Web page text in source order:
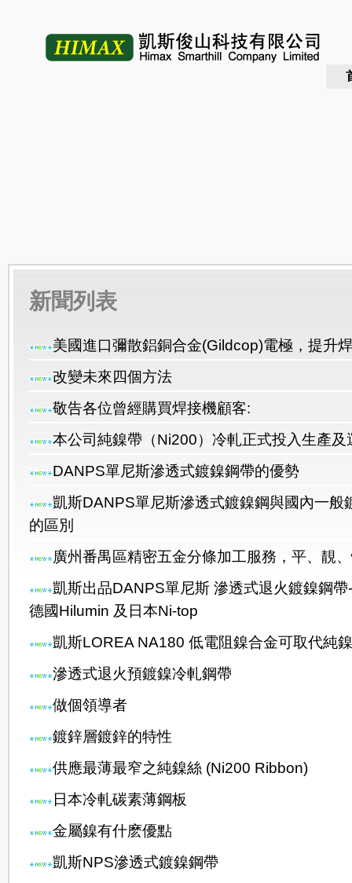
新聞列表
美國進口彌散鋁銅合金(Gildcop)電極，提升
改變未來四個方法
敬告各位曾經購買焊接機顧客:
本公司純鎳帶（Ni200）冷軋正式投入生產及
DANPS單尼斯滲透式鍍鎳鋼帶的優勢
凱斯DANPS單尼斯滲透式鍍鎳鋼與國內一般
的區別
廣州番禺區精密五金分條加工服務，平、靚
凱斯出品DANPS單尼斯 滲透式退火鍍鎳鋼帶
德國Hilumin 及日本Ni-top
凱斯LOREA NA180 低電阻鎳合金可取代純
滲透式退火預鍍鎳冷軋鋼帶
做個領導者
鍍鋅層鍍鋅的特性
供應最薄最窄之純鎳絲 (Ni200 Ribbon)
日本冷軋碳素薄鋼板
金屬鎳有什麽優點
凱斯NPS滲透式鍍鎳鋼帶